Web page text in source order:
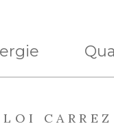
LOI